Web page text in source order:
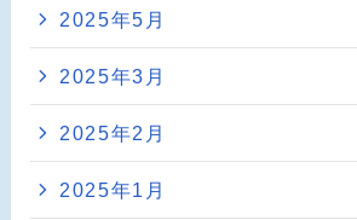
2025年5月
2025年3月
2025年2月
2025年1月